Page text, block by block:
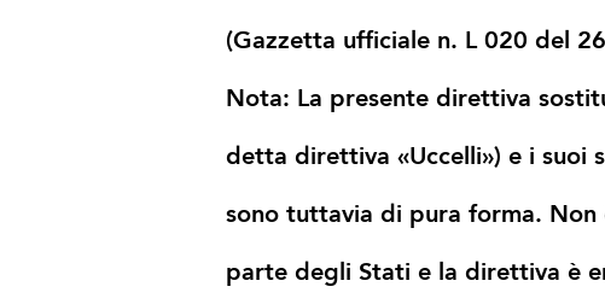
(Gazzetta ufficiale n. L 020 del
Nota: La presente direttiva
detta direttiva «Uccelli») e i suoi
sono tuttavia di pura forma.
parte degli Stati e la direttiva è